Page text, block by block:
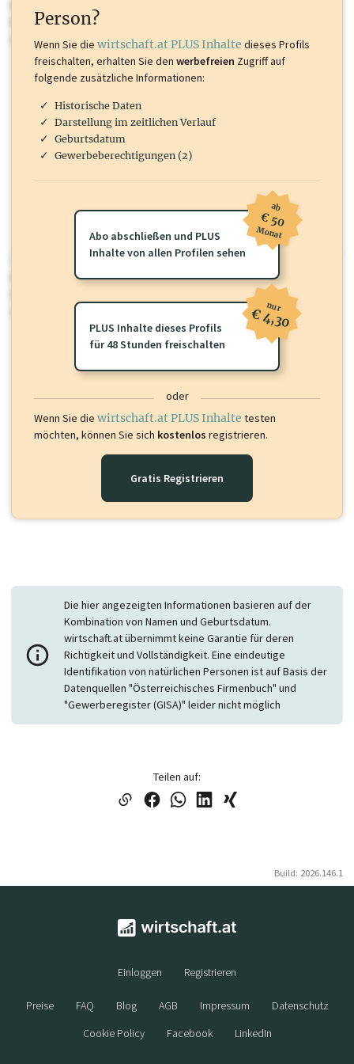
Marken, Patente, Rechtstatsachen, OTS-Aussendungen, und viele
mehr.
wirtschaft.at PLUS
Für dieses Profil gibt es zusätzlichewirtschaft.at PLUS Inhalte
Sie momentan nicht einsehen können. Schalten Sie dieses Profil frei
oder loggen Sie sich ein um diese Inhalte zu sehen.
Person?
Wenn Sie die wirtschaft.at PLUS Inhalte dieses Profils
freischalten, erhalten Sie den werbefreien Zugriff auf
folgende zusätzliche Informationen:
Historische Daten
Darstellung im zeitlichen Verlauf
Geburtsdatum
Gewerbeberechtigungen (2)
Abo abschließen und PLUS
Inhalte von allen Profilen sehen
ab
€ 50
Monat
PLUS Inhalte dieses Profils
für 48 Stunden freischalten
nur
€ 4,30
oder
Wenn Sie die wirtschaft.at PLUS Inhalte testen
möchten, können Sie sich kostenlos registrieren.
Gratis Registrieren
Die hier angezeigten Informationen basieren auf der
Kombination von Namen und Geburtsdatum.
wirtschaft.at übernimmt keine Garantie für deren
Richtigkeit und Vollständigkeit. Eine eindeutige
Identifikation von natürlichen Personen ist auf Basis der
Datenquellen "Österreichisches Firmenbuch" und
"Gewerberegister (GISA)" leider nicht möglich
Teilen auf:
Build: 2026.146.1
Einloggen Registrieren
Preise FAQ Blog AGB Impressum
Datenschutz
Cookie Policy
Facebook LinkedIn